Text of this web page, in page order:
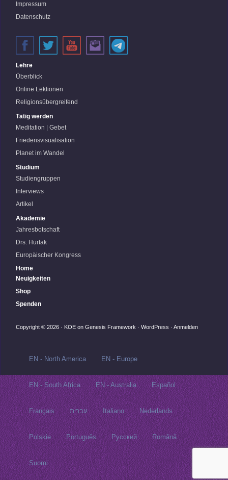
Impressum
Datenschutz
Lehre
Überblick
Online Lektionen
Religionsübergreifend
Tätig werden
Meditation | Gebet
Friedensvisualisation
Planet im Wandel
Studium
Studiengruppen
Interviews
Artikel
Akademie
Jahresbotschaft
Drs. Hurtak
Europäischer Kongress
Home
Neuigkeiten
Shop
Spenden
Copyright © 2026 · KOE on Genesis Framework · WordPress · Anmelden
EN - North America EN - Europe
EN - South Africa EN - Australia Español
Français עברית Italiano Nederlands
Polskie Português Русский‬ Română
Suomi